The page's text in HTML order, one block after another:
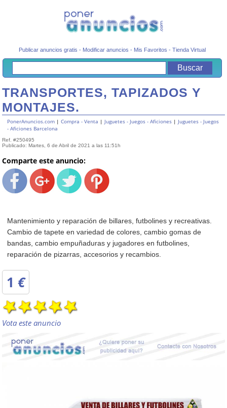
Publicar anuncios gratis - Modificar anuncios - Mis Favoritos -Tienda Virtual
TRANSPORTES, TAPIZADOS Y
MONTAJES.
PonerAnuncios.com |Compra - Venta | Juguetes - Juegos - Aficiones | Juguetes - Juegos
- Aficiones Barcelona
Ref. #250495
Publicado: Martes, 6 de Abril de 2021 a las 11:51h
Comparte este anuncio:
Mantenimiento y reparación de billares, futbolines y recreativas.
Cambio de tapete en variedad de colores, cambio gomas de
bandas, cambio empuñaduras y jugadores en futbolines,
reparación de pizarras, accesorios y recambios.
1€
Vota este anuncio